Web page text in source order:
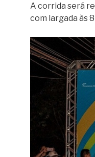
A corrida será
com largada às